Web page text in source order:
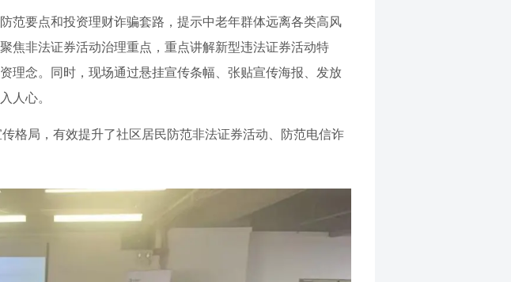
范要点和投资理财诈骗套路，提示中老年群体远离各类高风
焦非法证券活动治理重点，重点讲解新型违法证券活动特
理念。同时，现场通过悬挂宣传条幅、张贴宣传海报、发放
人心。
格局，有效提升了社区居民防范非法证券活动、防范电信诈